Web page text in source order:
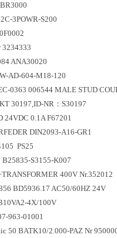
3POWR-S200
3234333
ANA30020
AD-604-M18-120
0363 006544 MALE STUD
30197,ID-NR：S30197
24VDC 0.1A F67201
DIN2093-A16-GR1
PS25
B25835-S3155-K007
400V Nr.352012
BD5936.17 AC50/60HZ 24V
4X/100V
963-01001
50 BATK10/2.000-PAZ Nr